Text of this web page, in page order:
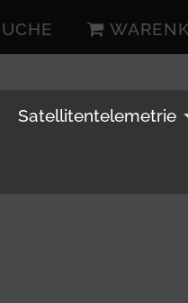
Satellitentelemetrie